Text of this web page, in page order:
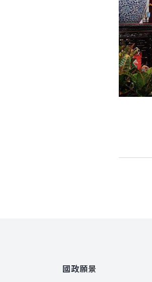
國政願景